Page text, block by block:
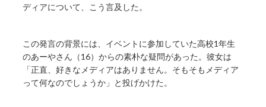
ディアについて、こう言及した。
この発言の背景には、イベントに参加していた高校1年生
のあーやさん（16）からの素朴な疑問があった。彼女は
「正直、好きなメディアはありません。そもそもメディア
って何なのでしょうか」と投げかけた。